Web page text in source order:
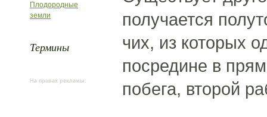
Плодородные
земли
Термины
На правах рекламы:
получается
чих, из которых
посредине в
побега, второй